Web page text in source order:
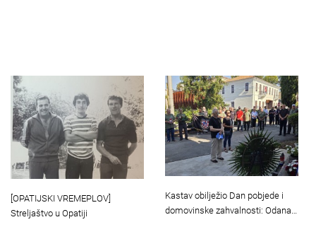
[OPATIJSKI VREMEPLOV]
Streljaštvo u Opatiji
Kastav obilježio Dan pobjede i
domovinske zahvalnosti: Odana…